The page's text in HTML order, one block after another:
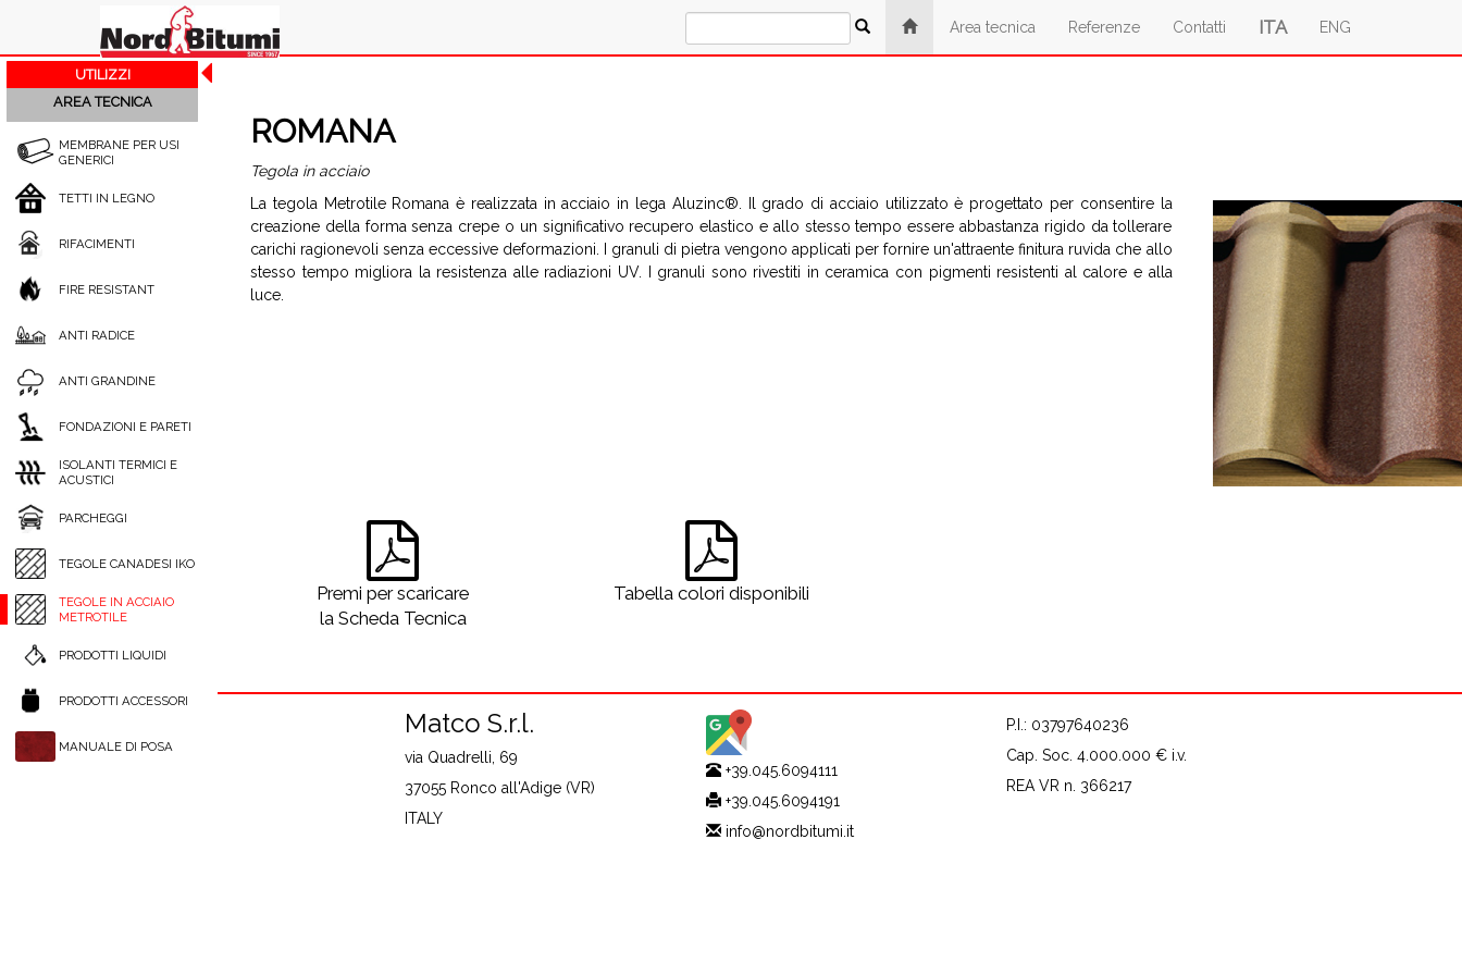
Area tecnica Referenze Contatti ITA ENG
UTILIZZI
AREA TECNICA
MEMBRANE PER USI
GENERICI
TETTI IN LEGNO
RIFACIMENTI
FIRE RESISTANT
ANTI RADICE
ANTI GRANDINE
FONDAZIONI E PARETI
ISOLANTI TERMICI E
ACUSTICI
PARCHEGGI
TEGOLE CANADESI IKO
TEGOLE IN ACCIAIO
METROTILE
PRODOTTI LIQUIDI
PRODOTTI ACCESSORI
MANUALE DI POSA
ROMANA
Tegola in acciaio
La tegola Metrotile Romana è realizzata in acciaio in lega Aluzinc®. Il grado di acciaio utilizzato è progettato per consentire la
creazione della forma senza crepe o un significativo recupero elastico e allo stesso tempo essere abbastanza rigido da tollerare
carichi ragionevoli senza eccessive deformazioni. I granuli di pietra vengono applicati per fornire un'attraente finitura ruvida che allo
stesso tempo migliora la resistenza alle radiazioni UV. I granuli sono rivestiti in ceramica con pigmenti resistenti al calore e alla
luce.
Premi per scaricare
la Scheda Tecnica
Tabella colori disponibili
Matco S.r.l.
via Quadrelli, 69
37055 Ronco all'Adige (VR)
ITALY
+39.045.6094111
+39.045.6094191
info@nordbitumi.it
P.I.: 03797640236
Cap. Soc. 4.000.000 € i.v.
REA VR n. 366217